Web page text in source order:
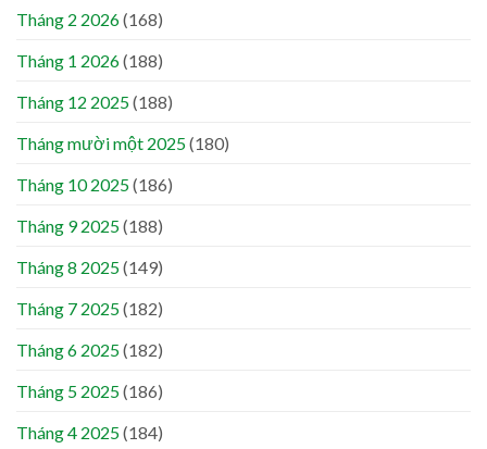
Tháng 2 2026(168)
Tháng 1 2026(188)
Tháng 12 2025(188)
Tháng mười một 2025(180)
Tháng 10 2025(186)
Tháng 9 2025(188)
Tháng 8 2025(149)
Tháng 7 2025(182)
Tháng 6 2025(182)
Tháng 5 2025(186)
Tháng 4 2025(184)